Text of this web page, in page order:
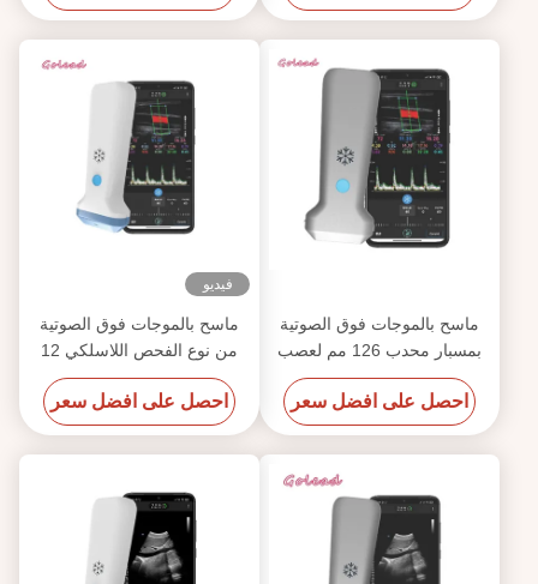
ماسح بالموجات فوق الصوتية
بمسبار محدب 126 مم لعصب
MSK الوعائي
احصل على افضل سعر
فيديو
ماسح بالموجات فوق الصوتية
من نوع الفحص اللاسلكي 12
ميجا هرتز 3000 مللي أمبير في
الساعة لهاتف Iphone
احصل على افضل سعر